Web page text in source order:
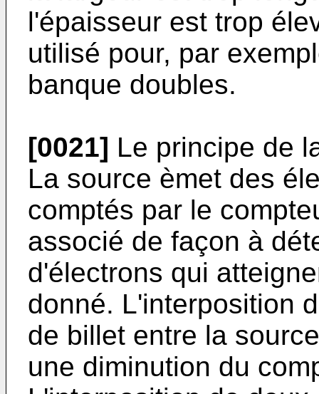
l'épaisseur est trop
utilisé pour, par
banque doubles.
[0021] Le principe de
La source èmet des
comptés par le
associé de façon à
d'électrons qui
donné. L'interposition
de billet entre la
une diminution du